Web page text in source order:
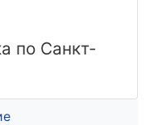
по Санкт-